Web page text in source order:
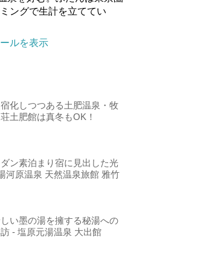
ングで生計を立ててい
ルを表示
化しつつある土肥温泉・牧
土肥館は真冬もOK！
ン素泊まり宿に見出した光
河原温泉 天然温泉旅館 雅竹
い墨の湯を擁する秘湯への
- 塩原元湯温泉 大出館